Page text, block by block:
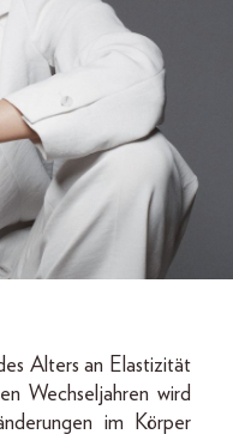
Alters an Elastizität
Wechseljahren wird
im Körper